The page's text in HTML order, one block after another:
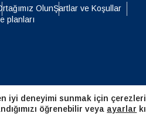
OlunŞartlar ve Koşullar
planları
Polski
简体中文
CAD - Kanada Doları
CHF - İsviçre Frangı
iyi deneyimi sunmak için
öğrenebilir veya ayarlar